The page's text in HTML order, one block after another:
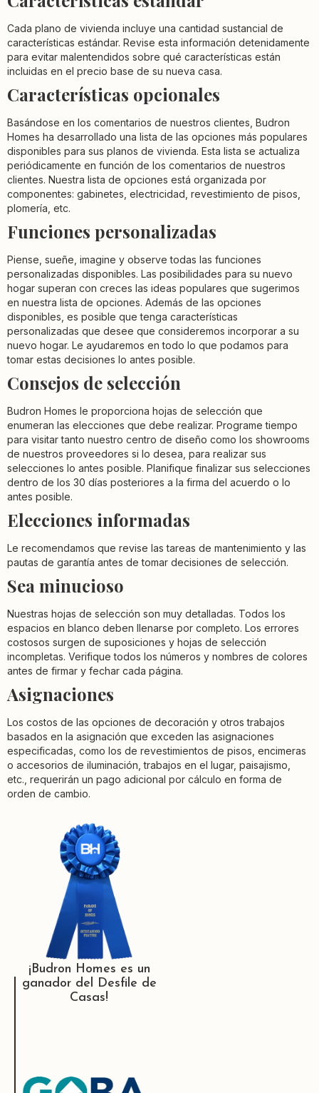
Cada plano de vivienda incluye una cantidad sustancial de
características estándar. Revise esta información detenidamente
para evitar malentendidos sobre qué características están
incluidas en el precio base de su nueva casa.
Características opcionales
Basándose en los comentarios de nuestros clientes, Budron
Homes ha desarrollado una lista de las opciones más populares
disponibles para sus planos de vivienda. Esta lista se actualiza
periódicamente en función de los comentarios de nuestros
clientes. Nuestra lista de opciones está organizada por
componentes: gabinetes, electricidad, revestimiento de pisos,
plomería, etc.
Funciones personalizadas
Piense, sueñe, imagine y observe todas las funciones
personalizadas disponibles. Las posibilidades para su nuevo
hogar superan con creces las ideas populares que sugerimos
en nuestra lista de opciones. Además de las opciones
disponibles, es posible que tenga características
personalizadas que desee que consideremos incorporar a su
nuevo hogar. Le ayudaremos en todo lo que podamos para
tomar estas decisiones lo antes posible.
Consejos de selección
Budron Homes le proporciona hojas de selección que
enumeran las elecciones que debe realizar. Programe tiempo
para visitar tanto nuestro centro de diseño como los showrooms
de nuestros proveedores si lo desea, para realizar sus
selecciones lo antes posible. Planifique finalizar sus selecciones
dentro de los 30 días posteriores a la firma del acuerdo o lo
antes posible.
Elecciones informadas
Le recomendamos que revise las tareas de mantenimiento y las
pautas de garantía antes de tomar decisiones de selección.
Sea minucioso
Nuestras hojas de selección son muy detalladas. Todos los
espacios en blanco deben llenarse por completo. Los errores
costosos surgen de suposiciones y hojas de selección
incompletas. Verifique todos los números y nombres de colores
antes de firmar y fechar cada página.
Asignaciones
Los costos de las opciones de decoración y otros trabajos
basados en la asignación que exceden las asignaciones
especificadas, como los de revestimientos de pisos, encimeras
o accesorios de iluminación, trabajos en el lugar, paisajismo,
etc., requerirán un pago adicional por cálculo en forma de
orden de cambio.
¡Budron Homes es un
ganador del Desfile de
Casas!